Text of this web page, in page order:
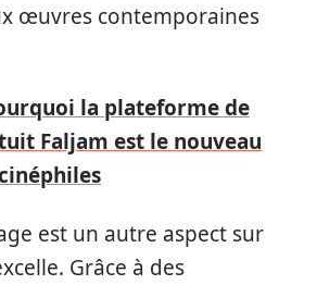
œuvres contemporaines
la plateforme de
Faljam est le nouveau
est un autre aspect sur
Grâce à des